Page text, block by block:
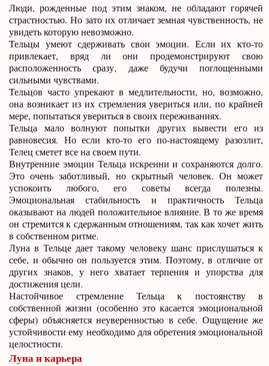
Люди, рожденные под этим знаком, не обладают горячей
страстностью. Но зато их отличает земная чувственность, не
увидеть которую невозможно.
Тельцы умеют сдерживать свои эмоции. Если их кто-то
привлекает, вряд ли они продемонстрируют свою
расположенность сразу, даже будучи поглощенными
сильными чувствами.
Тельцов часто упрекают в медлительности, но, возможно,
она возникает из их стремления увериться или, по крайней
мере, попытаться увериться в своих переживаниях.
Тельца мало волнуют попытки других вывести его из
равновесия. Но если кто-то его по-настоящему разозлит,
Телец сметет все на своем пути.
Внутренние эмоции Тельца искренни и сохраняются долго.
Это очень заботливый, но скрытный человек. Он может
успокоить любого, его советы всегда полезны.
Эмоциональная стабильность и практичность Тельца
оказывают на людей положительное влияние. В то же время
он стремится к сдержанным отношениям, так как хочет жить
в собственном ритме.
Луна в Тельце дает такому человеку шанс прислушаться к
себе, и обычно он пользуется этим. Поэтому, в отличие от
других знаков, у него хватает терпения и упорства для
достижения цели.
Настойчивое стремление Тельца к постоянству в
собственной жизни (особенно это касается эмоциональной
сферы) объясняется неуверенностью в себе. Ощущение же
устойчивости ему необходимо для обретения эмоциональной
целостности.
Луна и карьера